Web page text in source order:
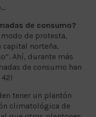
de consumo?
de protesta,
capital norteña,
Ahí, durante más
de consumo han
tener un plantón
climatológica de